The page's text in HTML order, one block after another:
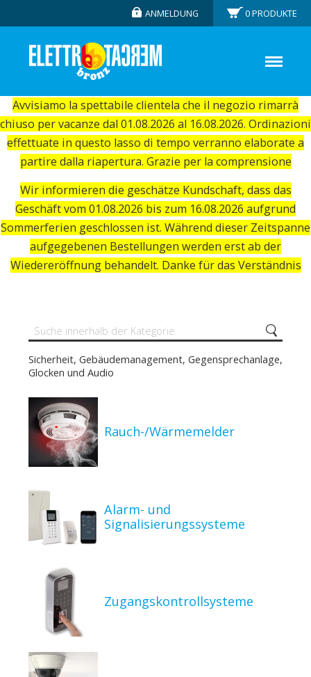
Avvisiamo la spettabile clientela che il negozio rimarrà
chiuso per vacanze dal 01.08.2026 al 16.08.2026. Ordinazioni
effettuate in questo lasso di tempo verranno elaborate a
partire dalla riapertura. Grazie per la comprensione
Wir informieren die geschätze Kundschaft, dass das
Geschäft vom 01.08.2026 bis zum 16.08.2026 aufgrund
Sommerferien geschlossen ist. Während dieser Zeitspanne
aufgegebenen Bestellungen werden erst ab der
Wiedereröffnung behandelt. Danke für das Verständnis
ANMELDUNG 0PRODUKTE
Sicherheit, Gebäudemanagement, Gegensprechanlage,
Glocken und Audio
Rauch-/Wärmemelder
Alarm- und
Signalisierungssysteme
Zugangskontrollsysteme